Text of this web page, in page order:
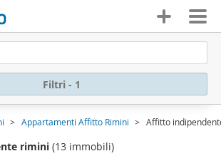
Filtri - 1
Appartamenti Affitto Rimini Affitto
rimini (13 immobili)